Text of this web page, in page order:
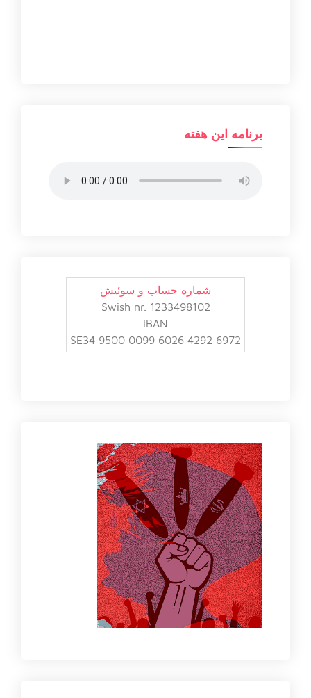
برنامه این هفته
شماره حساب و سوئیش
Swish nr. 1233498102
IBAN
SE34 9500 0099 6026 4292 6972